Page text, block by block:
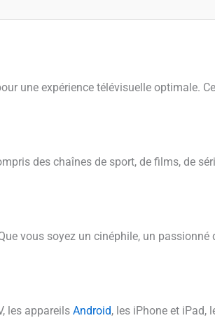
une expérience télévisuelle optimale.
des chaînes de sport, de films, de
vous soyez un cinéphile, un passionné
les appareils Android, les iPhone et iPad,